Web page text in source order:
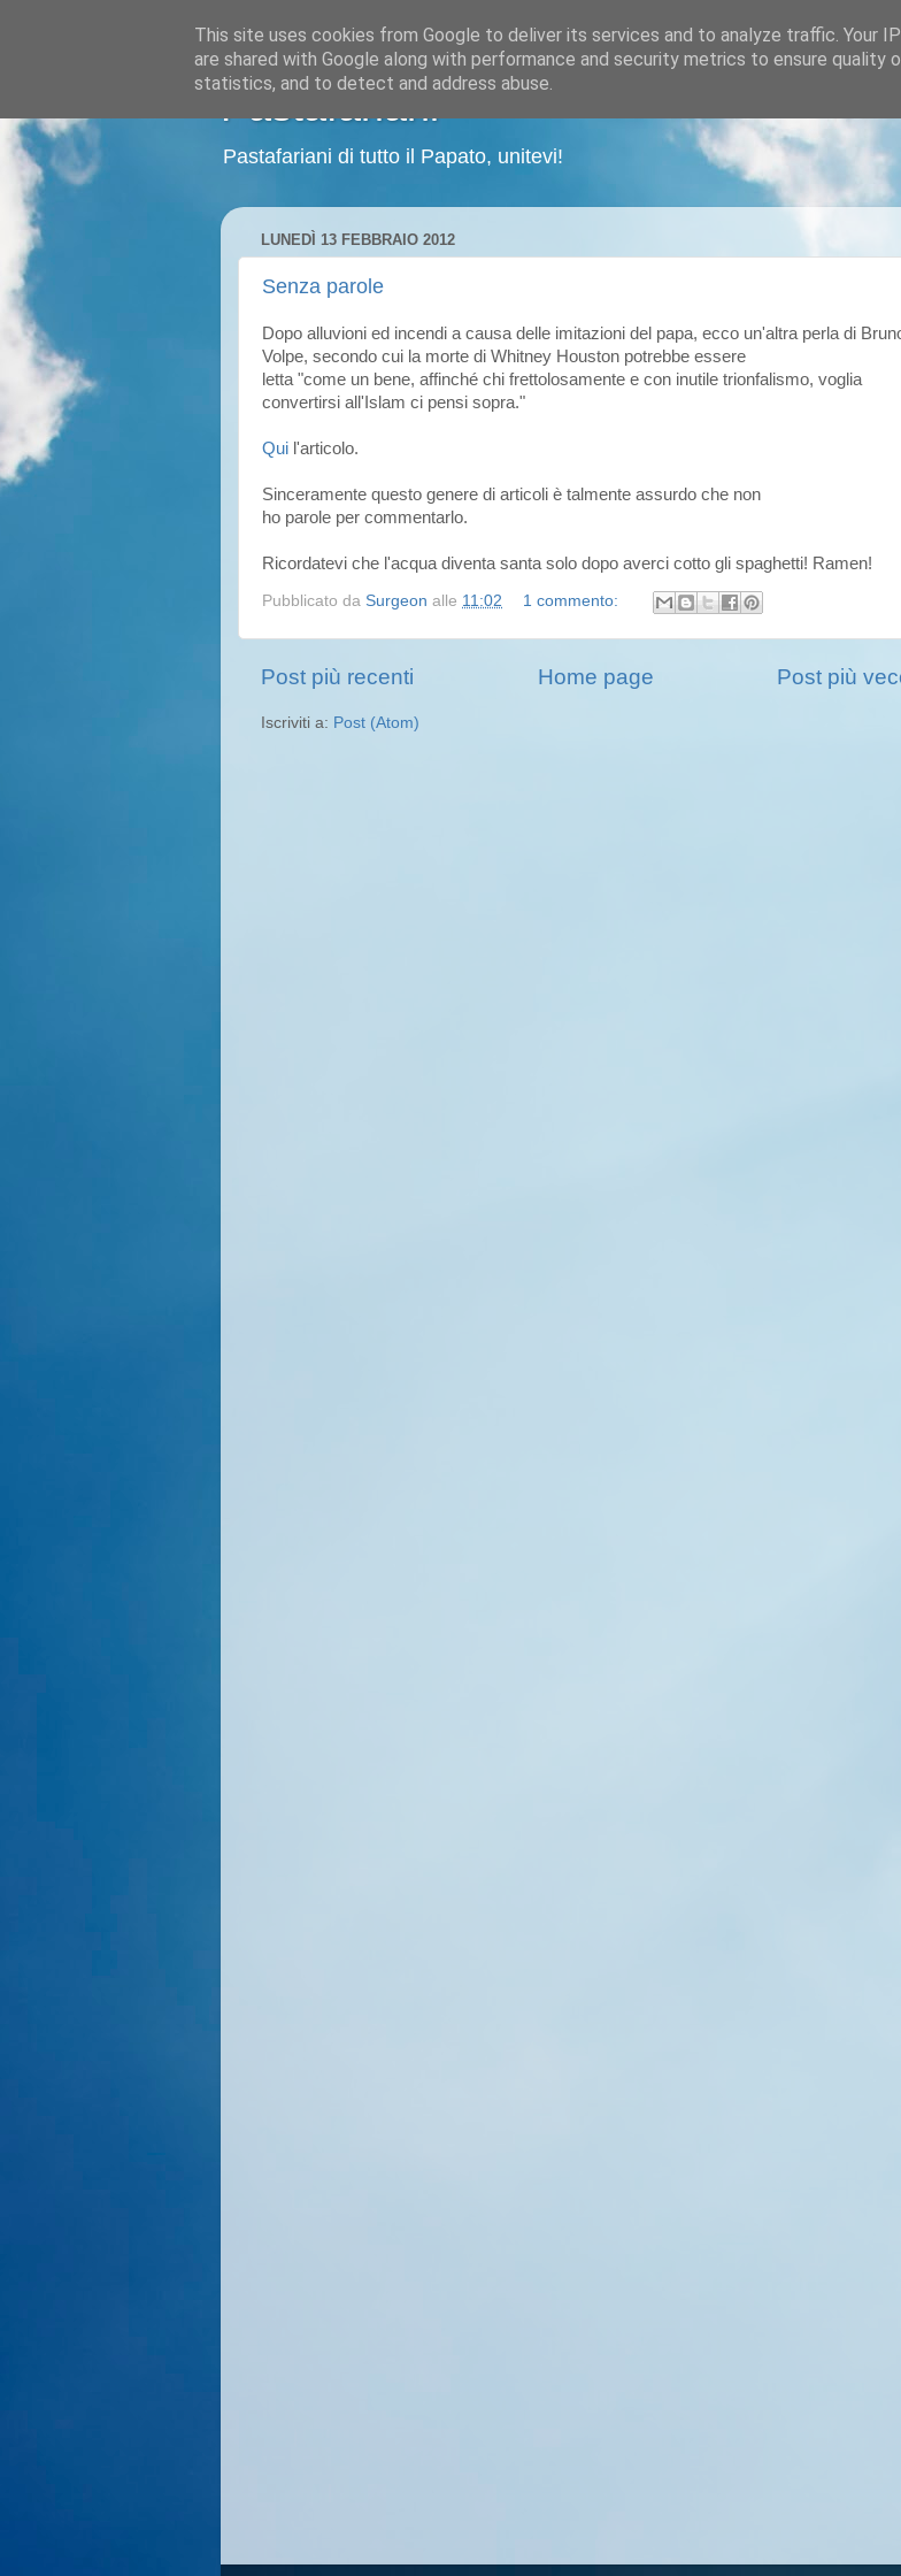
Pastafariani
Pastafariani di tutto il Papato, unitevi!
LUNEDÌ 13 FEBBRAIO 2012
Senza parole
Dopo alluvioni ed incendi a causa delle imitazioni del papa, ecco un'altra perla di
Volpe, secondo cui la morte di Whitney Houston potrebbe essere
letta "come un bene, affinché chi frettolosamente e con inutile trionfalismo, voglia
convertirsi all'Islam ci pensi sopra."
Qui l'articolo.
Sinceramente questo genere di articoli è talmente assurdo che non
ho parole per commentarlo.
Ricordatevi che l'acqua diventa santa solo dopo averci cotto gli spaghetti! Ramen!
Pubblicato da Surgeon alle 11:02 1 commento:
Post più recenti Post più
Home page
Iscriviti a: Post (Atom)
This site uses cookies from Google to deliver its services and to analyze traffic. Your
are shared with Google along with performance and security metrics to ensure quality
statistics, and to detect and address abuse.